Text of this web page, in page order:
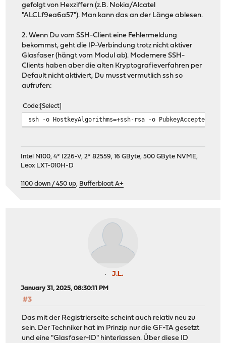
gefolgt von Hexziffern (z.B. Nokia/Alcatel
"ALCLf9ea6a57"). Man kann das an der Länge ablesen.
2. Wenn Du vom SSH-Client eine Fehlermeldung
bekommst, geht die IP-Verbindung trotz nicht aktiver
Glasfaser (hängt vom Modul ab). Modernere SSH-
Clients haben aber die alten Kryptografieverfahren per
Default nicht aktiviert, Du musst vermutlich ssh so
aufrufen:
Code Select
ssh -o HostkeyAlgorithms=+ssh-rsa -o
Intel N100, 4* I226-V, 2* 82559, 16 GByte, 500 GByte NVME,
Leox LXT-010H-D
1100 down / 450 up, Bufferbloat A+
J.L.
January 31, 2025, 08:30:11 PM
#3
Das mit der Registrierseite scheint auch relativ neu zu
sein. Der Techniker hat im Prinzip nur die GF-TA gesetzt
und eine "Glasfaser-ID" hinterlassen. Über diese ID